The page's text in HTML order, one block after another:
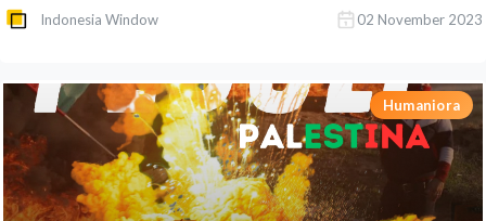
Indonesia Window 02 November 2023
Humaniora